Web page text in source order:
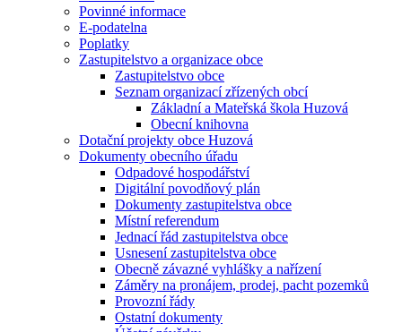
Povinné informace
E-podatelna
Poplatky
Zastupitelstvo a organizace obce
Zastupitelstvo obce
Seznam organizací zřízených obcí
Základní a Mateřská škola Huzová
Obecní knihovna
Dotační projekty obce Huzová
Dokumenty obecního úřadu
Odpadové hospodářství
Digitální povodňový plán
Dokumenty zastupitelstva obce
Místní referendum
Jednací řád zastupitelstva obce
Usnesení zastupitelstva obce
Obecně závazné vyhlášky a nařízení
Záměry na pronájem, prodej, pacht pozemků
Provozní řády
Ostatní dokumenty